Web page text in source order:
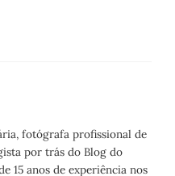
fotógrafa profissional de
por trás do Blog do
15 anos de experiência nos